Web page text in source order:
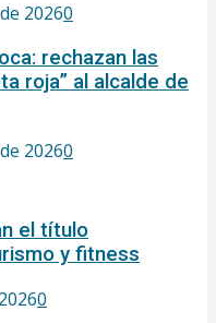
20260
rechazan las
roja” al alcalde de
20260
el título
y fitness
0